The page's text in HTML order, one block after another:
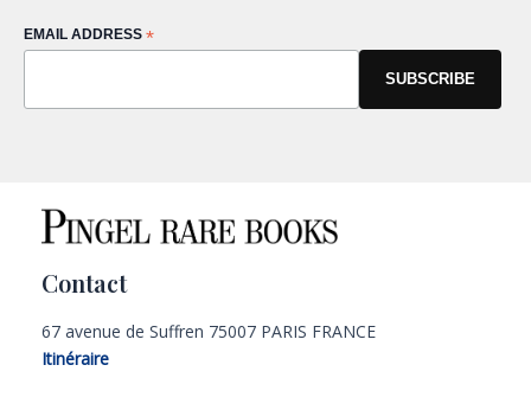
EMAIL ADDRESS *
Contact
67 avenue de Suffren 75007 PARIS FRANCE
Itinéraire